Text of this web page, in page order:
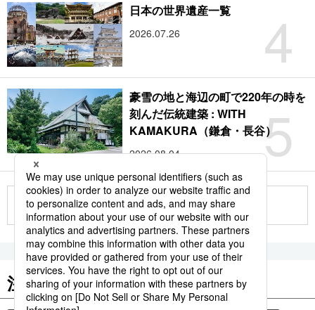
4
日本の世界遺産一覧
2026.07.26
5
豪雪の地と海辺の町で220年の時を
刻んだ伝統建築 : WITH
KAMAKURA（鎌倉・長谷）
2026.08.04
もっと見る
注目のキーワード